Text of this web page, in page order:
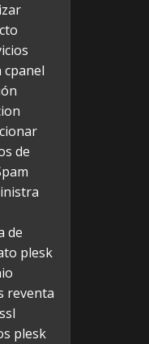
de
de
plesk
reventa
plesk